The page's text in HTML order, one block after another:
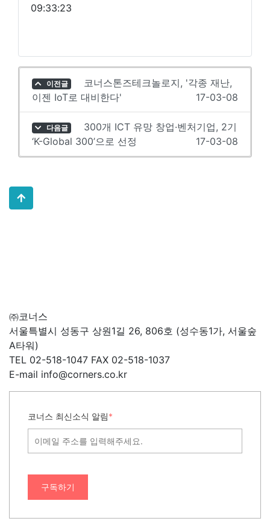
09:33:23
이전글
코너스톤즈테크놀로지, '각종 재난,
이젠 IoT로 대비한다'
17-03-08
다음글
300개 ICT 유망 창업·벤처기업, 2기
‘K-Global 300’으로 선정
17-03-08
㈜코너스
서울특별시 성동구 상원1길 26, 806호 (성수동1가, 서울숲
A타워)
TEL 02-518-1047 FAX 02-518-1037
E-mail info@corners.co.kr
코너스 최신소식 알림*
구독하기